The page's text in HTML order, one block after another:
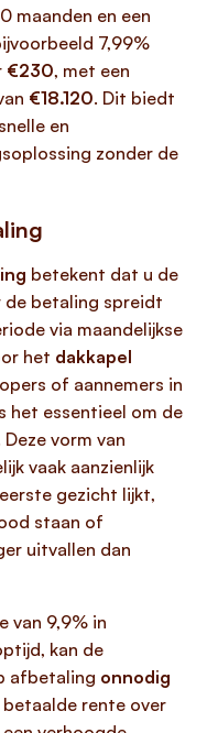
maanden en een
7,99%
€230, met een
€18.120. Dit biedt
en
zonder de
betekent dat u de
de betaling spreidt
via maandelijkse
het dakkapel
of aannemers in
het essentieel om de
vorm van
vaak aanzienlijk
gezicht lijkt,
staan of
uitvallen dan
van 9,9% in
kan de
afbetaling onnodig
betaalde rente over